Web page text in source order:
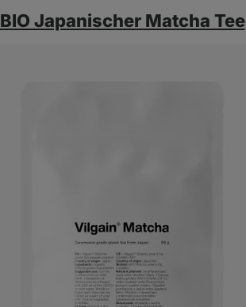
BIO ⁠Japanischer Matcha Tee